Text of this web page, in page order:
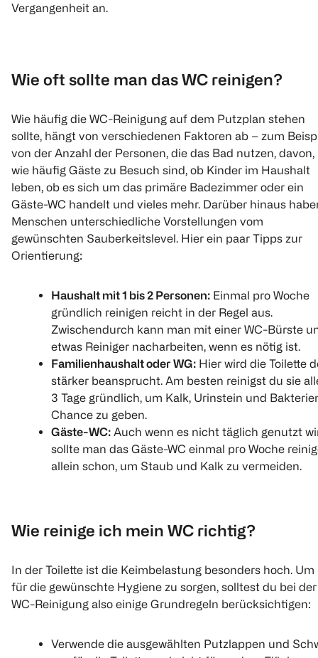
Vergangenheit an.
Wie oft sollte man das WC reinigen?
Wie häufig die WC-Reinigung auf dem Putzplan stehen
sollte, hängt von verschiedenen Faktoren ab – zum
von der Anzahl der Personen, die das Bad nutzen, davon,
wie häufig Gäste zu Besuch sind, ob Kinder im Haushalt
leben, ob es sich um das primäre Badezimmer oder ein
Gäste-WC handelt und vieles mehr. Darüber hinaus
Menschen unterschiedliche Vorstellungen vom
gewünschten Sauberkeitslevel. Hier ein paar Tipps zur
Orientierung:
Haushalt mit 1 bis 2 Personen: Einmal pro Woche
gründlich reinigen reicht in der Regel aus.
Zwischendurch kann man mit einer WC-Bürste
etwas Reiniger nacharbeiten, wenn es nötig ist.
Familienhaushalt oder WG: Hier wird die Toilette
stärker beansprucht. Am besten reinigst du sie
3 Tage gründlich, um Kalk, Urinstein und
Chance zu geben.
Gäste-WC: Auch wenn es nicht täglich genutzt
sollte man das Gäste-WC einmal pro Woche
allein schon, um Staub und Kalk zu vermeiden.
Wie reinige ich mein WC richtig?
In der Toilette ist die Keimbelastung besonders hoch. Um
für die gewünschte Hygiene zu sorgen, solltest du bei der
WC-Reinigung also einige Grundregeln berücksichtigen:
Verwende die ausgewählten Putzlappen und